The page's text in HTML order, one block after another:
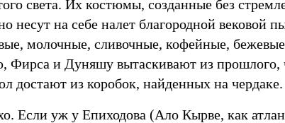
света. Их костюмы, созданные без
несут на себе налет благородной вековой
молочные, сливочные, кофейные,
и Дуняшу вытаскивают из прошлого,
достают из коробок, найденных на чердаке.
Если уж у Епиходова (Ало Кырве, как